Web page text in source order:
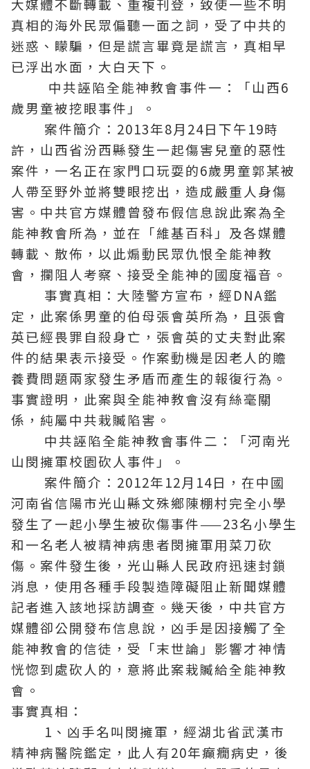
大媒體不斷轉載、重複刊登，致使一些不明
真相的海外民眾偏聽一面之詞，受了中共的
迷惑、矇騙，但是謊言畢竟是謊言，真相早
已浮出水面，大白天下。
中共誣陷全能神教會事件一：「山西6
歲男童被挖眼事件」。
案件簡介：2013年8月24日下午19時
許，山西省汾西縣發生一起傷害兒童的惡性
案件，一名正在家門口玩耍的6歲男童郭某被
人帶至野外並將雙眼挖出，造成嚴重人身傷
害。中共官方媒體曾發布假信息說此案為全
能神教會所為，並在「維基百科」及各媒體
轉載、散佈，以此煽動民眾仇恨全能神教
會，攔阻人考察、接受全能神的國度福音 。
事實真相：大陸警方宣布，經DNA鑑
定，此案係男童的伯母張會英所為，且張會
英已經畏罪自殺身亡，張會英的丈夫對此案
件的結果表示接受。作案動機是因老人的贍
養費問題兩家發生矛盾而產生的報復行為。
事實證明，此案與全能神教會沒有絲毫關
係，純屬中共栽贓陷害。
中共誣陷全能神教會事件二：「河南光
山閔擁軍校園砍人事件」。
案件簡介：2012年12月14日，在中國
河南省信陽市光山縣文殊鄉陳棚村完全小學
發生了一起小學生被砍傷事件——23名小學生
和一名老人被精神病患者閔擁軍用菜刀砍
傷。案件發生後，光山縣人民政府迅速封鎖
消息，使用各種手段製造障礙阻止新聞媒體
記者進入該地採訪調查。幾天後，中共官方
媒體卻公開發布信息說，凶手是因接觸了全
能神教會的信徒，受「末世論」影響才神情
恍惚到處砍人的，意將此案栽贓給全能神教
會。
事實真相：
1、凶手名叫閔擁軍，經湖北省武漢市
精神病醫院鑑定，此人有20年癲癇病史，後